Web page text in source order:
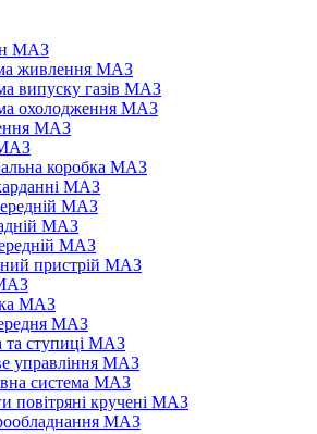
МАЗ
живлення МАЗ
випуску газів МАЗ
охолодження МАЗ
МАЗ
коробка МАЗ
МАЗ
МАЗ
МАЗ
МАЗ
пристрій МАЗ
МАЗ
МАЗ
та ступиці МАЗ
управління МАЗ
система МАЗ
повітряні кручені МАЗ
МАЗ